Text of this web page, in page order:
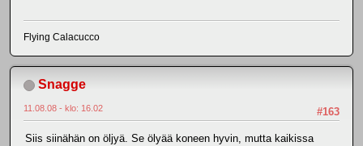
Flying Calacucco
Snagge
#163
11.08.08 - klo: 16.02
Siis siinähän on öljyä. Se ölyää koneen hyvin, mutta kaikissa